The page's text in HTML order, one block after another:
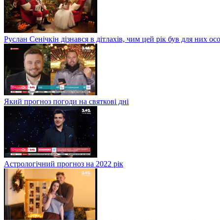
Руслан Сенічкін дізнався в дітлахів, чим цей рік був для них
Який прогноз погоди на святкові дні
Астрологічний прогноз на 2022 рік